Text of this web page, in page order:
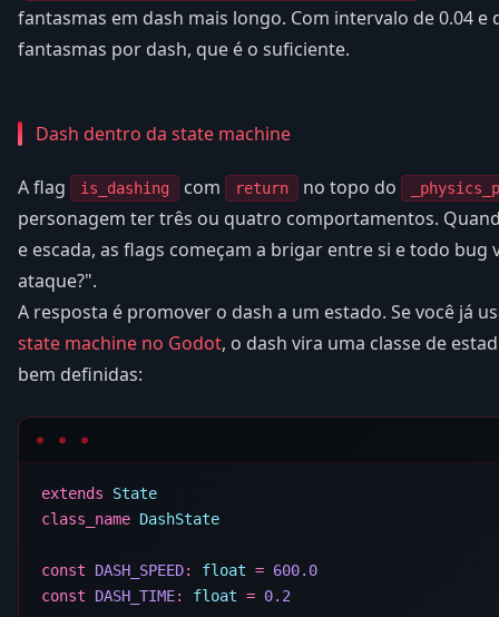
fantasmas em dash mais longo. Com intervalo de 0.04 e
fantasmas por dash, que é o suficiente.
Dash dentro da state machine
A flag is_dashing com return no topo do
personagem ter três ou quatro comportamentos.
e escada, as flags começam a brigar entre si e todo
ataque?".
A resposta é promover o dash a um estado. Se você já
state machine no Godot, o dash vira uma classe de
bem definidas:
extends
class_name
const DASH_SPEED: float =
const DASH_TIME: float =